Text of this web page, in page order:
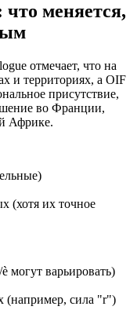
меняется,
отмечает, что на
и территориях, а OIF
присутствие,
во Франции,
Африке.
(хотя их точное
могут варьировать)
(например, сила "r")